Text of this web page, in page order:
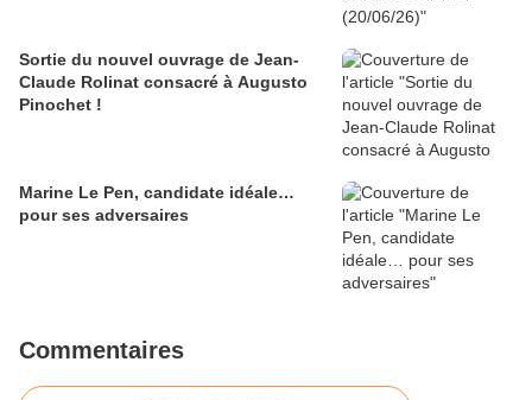
Sortie du nouvel ouvrage de Jean-
Claude Rolinat consacré à Augusto
Pinochet !
Marine Le Pen, candidate idéale…
pour ses adversaires
Commentaires